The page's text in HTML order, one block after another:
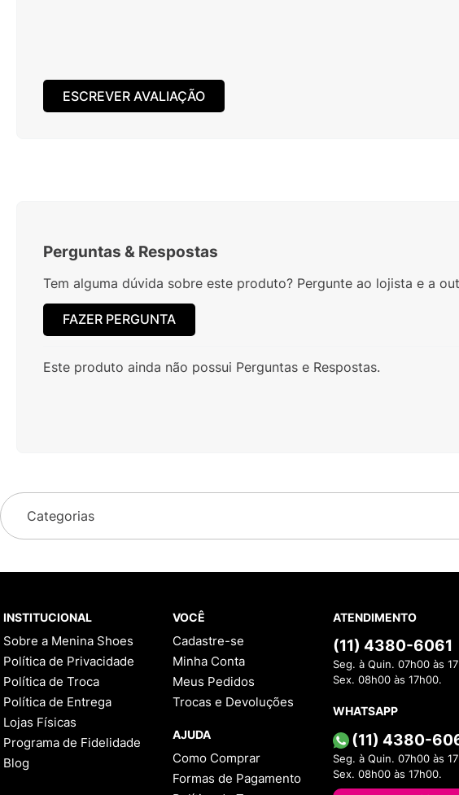
ESCREVER AVALIAÇÃO
Perguntas & Respostas
Tem alguma dúvida sobre este produto? Pergunte ao lojista e a
FAZER PERGUNTA
Este produto ainda não possui Perguntas e Respostas.
Categorias
INSTITUCIONAL
Sobre a Menina Shoes
Política de Privacidade
Política de Troca
Política de Entrega
Lojas Físicas
Programa de Fidelidade
Blog
VOCÊ
Cadastre-se
Minha Conta
Meus Pedidos
Trocas e Devoluções
AJUDA
Como Comprar
Formas de Pagamento
ATENDIMENTO
(11) 4380-6061
Seg. à Quin. 07h00 às
Sex. 08h00 às 17h00.
WHATSAPP
(11) 4380-
Seg. à Quin. 07h00 às
Sex. 08h00 às 17h00.